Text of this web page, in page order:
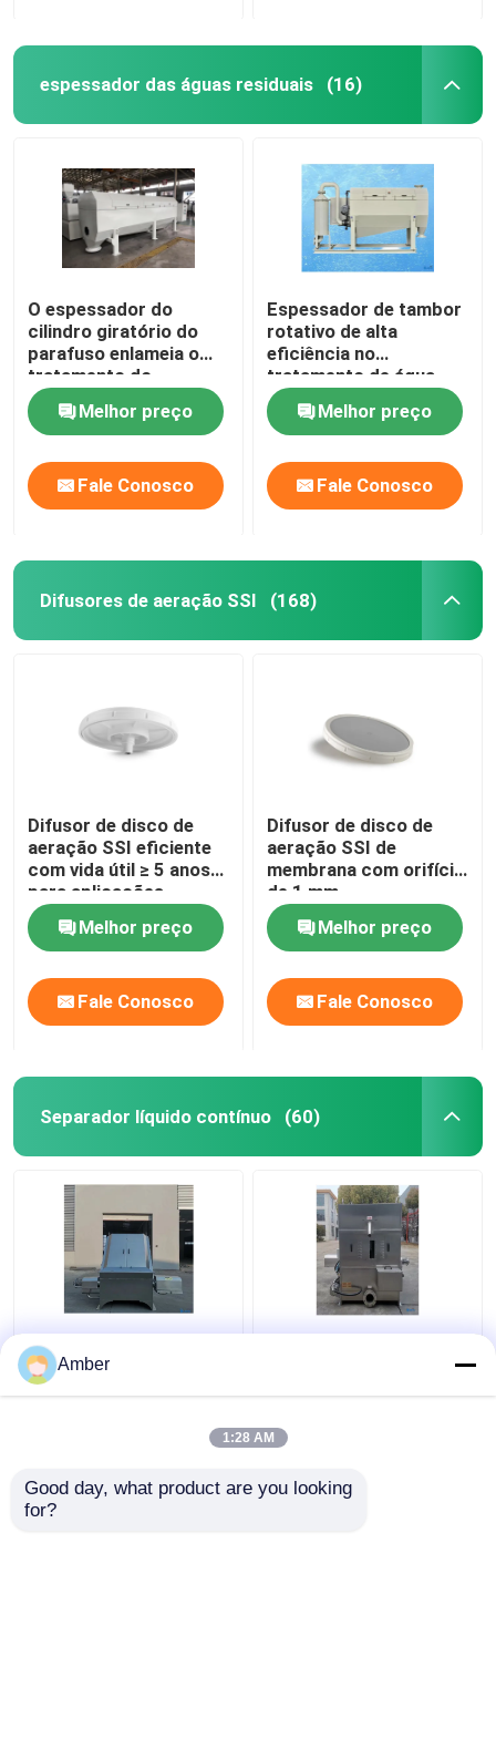
espessador das águas residuais (16)
O espessador do
cilindro giratório do
parafuso enlameia o
tratamento do
processamento
industrialMelhor preço
Fale Conosco
Espessador de tambor
rotativo de alta
eficiência no
tratamento de água
municipal
Melhor preço
Fale Conosco
Difusores de aeração SSI (168)
Difusor de disco de
aeração SSI eficiente
com vida útil ≥ 5 anos
para aplicações
industriais
Melhor preço
Fale Conosco
Difusor de disco de
aeração SSI de
membrana com orifício
de 1 mm
Melhor preço
Fale Conosco
Separador líquido contínuo (60)
Separador líquido
contínuo feito sob
encomenda para o
Cunha líquida contínua
Amber
1:28 AM
Good day, what product are you looking
for?